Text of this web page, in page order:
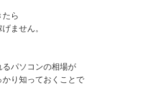
たら
ません。
パソコンの相場が
り知っておくことで